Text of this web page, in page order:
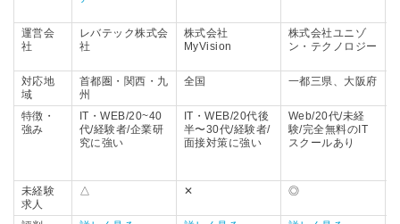
運営会
社
レバテック株式会
社
株式会社
MyVision
株式会社ユニゾ
ン・テクノロジー
対応地
域
首都圏・関西・九
州
全国 一都三県、大阪府
特徴・
強み
IT・WEB/20~40
代/経験者/企業研
究に強い
IT・WEB/20代後
半〜30代/経験者/
面接対策に強い
Web/20代/未経
験/完全無料のIT
スクールあり
未経験
求人
△ ✕ ◎